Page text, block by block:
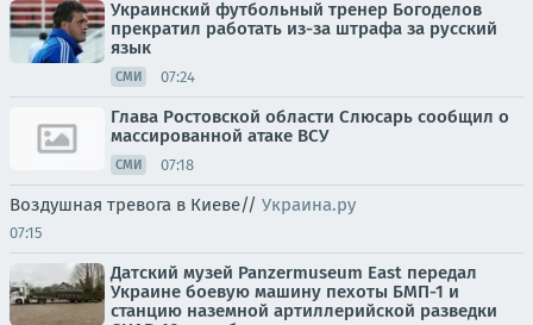
Украинский футбольный тренер Богоделов
прекратил работать из-за штрафа за русский
язык
СМИ 07:24
Глава Ростовской области Слюсарь сообщил о
массированной атаке ВСУ
СМИ 07:18
Воздушная тревога в Киеве// Украина.ру
07:15
Датский музей Panzermuseum East передал
Украине боевую машину пехоты БМП-1 и
станцию наземной артиллерийской разведки